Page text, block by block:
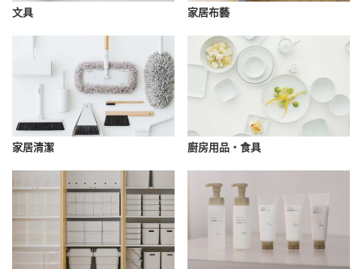
文具 家居布藝
家居清潔 廚房用品・食具